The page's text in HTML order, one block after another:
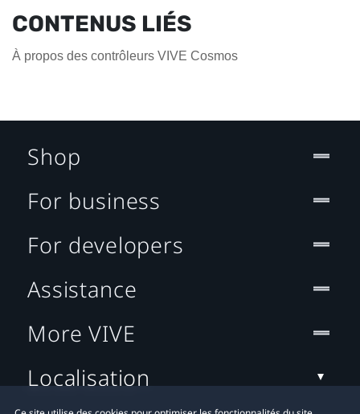
CONTENUS LIÉS
À propos des contrôleurs VIVE Cosmos
Shop
For business
For developers
Assistance
More VIVE
Localisation